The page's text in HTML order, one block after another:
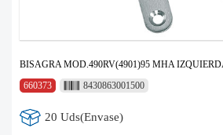
BISAGRA MOD.490RV(4901)95 MHA
660373
8430863001500
20 Uds(Envase)